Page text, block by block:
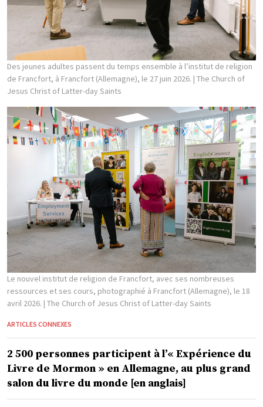
Des jeunes adultes passent du temps ensemble à l’institut de religion
de Francfort, à Francfort (Allemagne), le 27 juin 2026. | The Church of
Jesus Christ of Latter-day Saints
Le nouvel institut de religion de Francfort, avec ses nombreuses
ressources et ses cours, photographié à Francfort (Allemagne), le 18
avril 2026. | The Church of Jesus Christ of Latter-day Saints
ARTICLES CONNEXES
2 500 personnes participent à l’« Expérience du
Livre de Mormon » en Allemagne, au plus grand
salon du livre du monde [en anglais]